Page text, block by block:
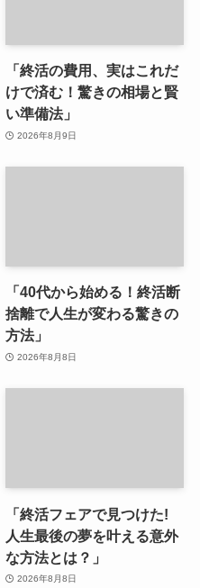
「終活の費用、実はこれだ
けで済む！驚きの相場と賢
い準備法」
2026年8月9日
「40代から始める！終活断
捨離で人生が変わる驚きの
方法」
2026年8月8日
「終活フェアで見つけた!
人生最後の夢を叶える意外
な方法とは？」
2026年8月8日